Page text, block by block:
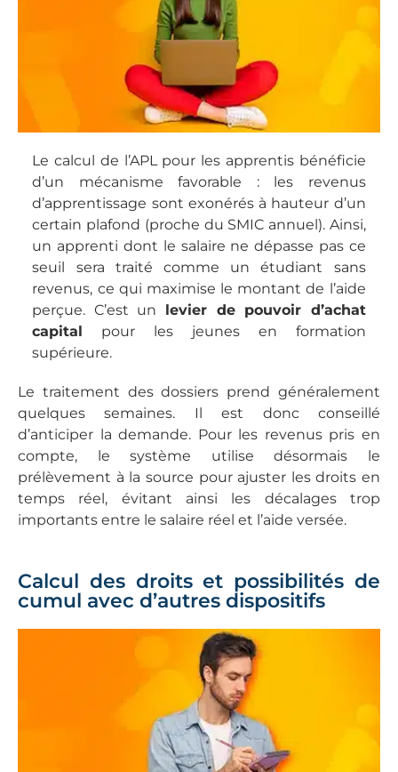
Le calcul de l’APL pour les apprentis bénéficie
d’un mécanisme favorable : les revenus
d’apprentissage sont exonérés à hauteur d’un
certain plafond (proche du SMIC annuel). Ainsi,
un apprenti dont le salaire ne dépasse pas ce
seuil sera traité comme un étudiant sans
revenus, ce qui maximise le montant de l’aide
perçue. C’est un levier de pouvoir d’achat
capital pour les jeunes en formation
supérieure.
Le traitement des dossiers prend généralement
quelques semaines. Il est donc conseillé
d’anticiper la demande. Pour les revenus pris en
compte, le système utilise désormais le
prélèvement à la source pour ajuster les droits en
temps réel, évitant ainsi les décalages trop
importants entre le salaire réel et l’aide versée.
Calcul des droits et possibilités de
cumul avec d’autres dispositifs